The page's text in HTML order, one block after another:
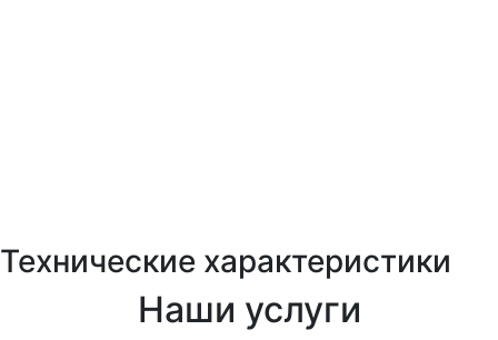
Технические характеристики
Наши услуги